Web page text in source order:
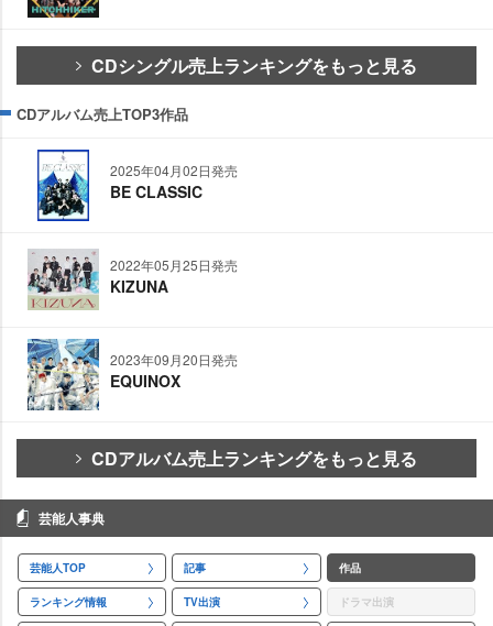
CDシングル売上ランキングをもっと見る
CDアルバム売上TOP3作品
2025年04月02日発売
BE CLASSIC
2022年05月25日発売
KIZUNA
2023年09月20日発売
EQUINOX
CDアルバム売上ランキングをもっと見る
芸能人事典
芸能人TOP 記事 作品
ランキング情報 TV出演 ドラマ出演